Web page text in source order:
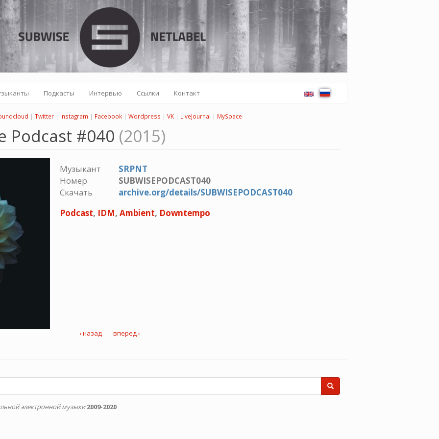
Подкасты Интервью Ссылки Контакт
| Twitter | Instagram | Facebook | Wordpress | VK | LiveJournal | MySpace
Podcast #040 (2015)
Музыкант
SRPNT
Номер
SUBWISEPODCAST040
Скачать
archive.org/details/SUBWISEPODCAST040
Podcast, IDM, Ambient, Downtempo
‹ назад вперед ›
электронной музыки 2009-2020